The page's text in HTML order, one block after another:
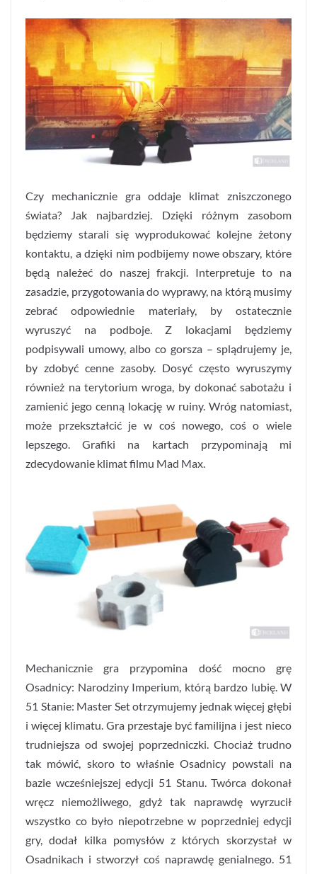
Czy mechanicznie gra oddaje klimat zniszczonego
świata? Jak najbardziej. Dzięki różnym zasobom
będziemy starali się wyprodukować kolejne żetony
kontaktu, a dzięki nim podbijemy nowe obszary, które
będą należeć do naszej frakcji. Interpretuje to na
zasadzie, przygotowania do wyprawy, na którą musimy
zebrać odpowiednie materiały, by ostatecznie
wyruszyć na podboje. Z lokacjami będziemy
podpisywali umowy, albo co gorsza – splądrujemy je,
by zdobyć cenne zasoby. Dosyć często wyruszymy
również na terytorium wroga, by dokonać sabotażu i
zamienić jego cenną lokację w ruiny. Wróg natomiast,
może przekształcić je w coś nowego, coś o wiele
lepszego. Grafiki na kartach przypominają mi
zdecydowanie klimat filmu Mad Max.
Mechanicznie gra przypomina dość mocno grę
Osadnicy: Narodziny Imperium, którą bardzo lubię. W
51 Stanie: Master Set otrzymujemy jednak więcej głębi
i więcej klimatu. Gra przestaje być familijna i jest nieco
trudniejsza od swojej poprzedniczki. Chociaż trudno
tak mówić, skoro to właśnie Osadnicy powstali na
bazie wcześniejszej edycji 51 Stanu. Twórca dokonał
wręcz niemożliwego, gdyż tak naprawdę wyrzucił
wszystko co było niepotrzebne w poprzedniej edycji
gry, dodał kilka pomysłów z których skorzystał w
Osadnikach i stworzył coś naprawdę genialnego. 51